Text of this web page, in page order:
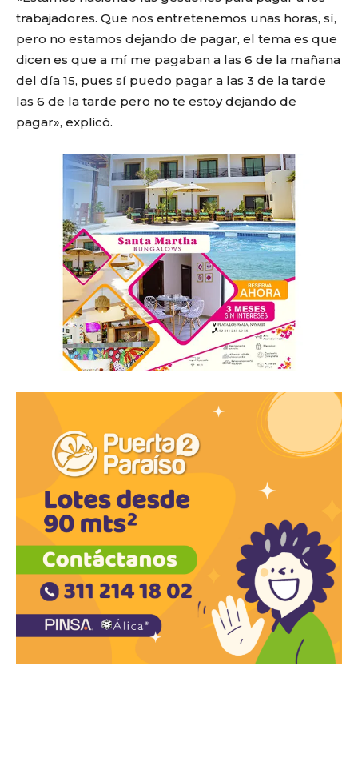
trabajadores. Que nos entretenemos unas horas, sí,
pero no estamos dejando de pagar, el tema es que
dicen es que a mí me pagaban a las 6 de la mañana
del día 15, pues sí puedo pagar a las 3 de la tarde
las 6 de la tarde pero no te estoy dejando de
pagar», explicó.